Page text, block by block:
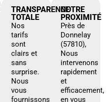
TRANSPARENCE
TOTALE
Nos
tarifs
sont
clairs et
sans
surprise.
Nous
vous
fournissons
NOTRE
PROXIMITÉ
Près de
Donnelay
(57810),
Nous
intervenons
rapidement
et
efficacement,
en vous